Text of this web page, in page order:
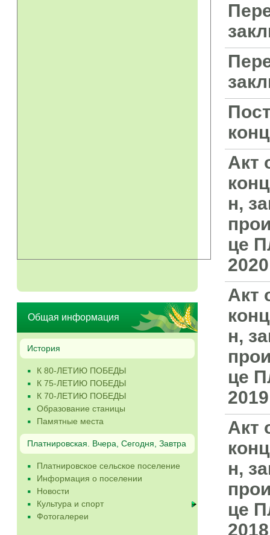
Общая информация
История
К 80-ЛЕТИЮ ПОБЕДЫ
К 75-ЛЕТИЮ ПОБЕДЫ
К 70-ЛЕТИЮ ПОБЕДЫ
Образование станицы
Памятные места
Платнировская. Вчера, Сегодня, Завтра
Платнировское сельское поселение
Информация о поселении
Новости
Культура и спорт
Фотогалереи
Акт
н,
це
Акт
н,
це
Акт
н,
це